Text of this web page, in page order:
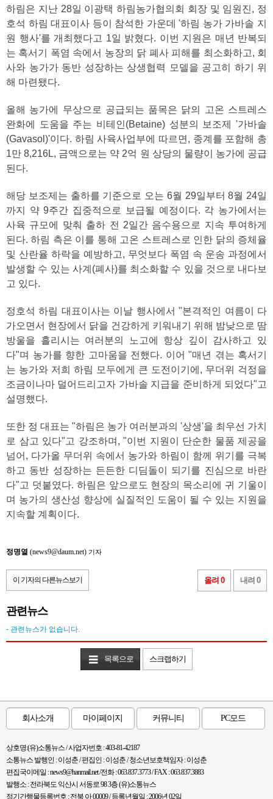
하림은 지난 28일 이광택 하림농가협의회 회장 및 임원진, 정
호석 하림 대표이사 등이 참석한 가운데 '하림 농가 가바솔 지
원 행사'를 개최했다고 1일 밝혔다. 이번 지원은 매년 반복되
는 혹서기 폭염 속에서 농장의 닭 폐사 피해를 최소화하고, 회
사와 농가가 동반 성장하는 상생협력 모델을 공고히 하기 위
해 마련됐다.
올해 농가에 무상으로 공급되는 품목은 닭의 고온 스트레스
완화에 도움을 주는 비테인(Betaine) 성분의 보조제 '가바솔
(Gavasol)'이다. 하림 사육사업부에 따르면, 종계를 포함해 총
1만 8,216L, 금액으로는 약 2억 원 상당의 물량이 농가에 공급
된다.
해당 보조제는 출하를 기준으로 오는 6월 29일부터 8월 24일
까지 약 9주간 집중적으로 보급될 예정이다. 각 농가에서는
사육 규모에 맞춰 출하 전 2일간 음수용으로 지속 투여하게
된다. 하림 측은 이를 통해 고온 스트레스로 인한 닭의 증체율
및 산란율 하락을 예방하고, 무엇보다 폭염 속 운송 과정에서
발생할 수 있는 사계(폐사)를 최소화할 수 있을 것으로 내다보
고 있다.
정호석 하림 대표이사는 이날 행사에서 "본격적인 여름이 다
가오면서 현장에서 닭을 건강하게 키워내기 위해 밤낮으로 땀
방울을 흘리시는 여러분의 노고에 항상 깊이 감사하고 있
다"며 농가를 향한 고마움을 전했다. 이어 "매년 겪는 혹서기
는 농가와 저희 하림 모두에게 큰 도전이기에, 무더위 걱정을
조금이나마 덜어드리고자 가바솔 지급을 준비하게 되었다"고
설명했다.
또한 정 대표는 "하림은 농가 여러분과의 '상생'을 최우선 가치
로 삼고 있다"고 강조하며, "이번 지원이 단순한 물품 제공을
넘어, 다가올 무더위 속에서 농가와 하림이 함께 위기를 극복
하고 동반 성장하는 든든한 디딤돌이 되기를 진심으로 바란
다"고 덧붙였다. 하림은 앞으로도 현장의 목소리에 귀 기울이
며 농가의 생산성 향상에 실질적인 도움이 될 수 있는 지원을
지속할 계획이다.
정명열 (news9@daum.net) 기자
이 기자의 다른뉴스보기 올려 0 내려 0
관련뉴스
- 관련뉴스가 없습니다.
목록으로 스크랩하기
회사소개 마이페이지 커뮤니티 PC모드
상호명:(유)소통뉴스 / 사업자번호 : 403-81-42187
소통뉴스 발행인 : 이성춘 / 편집인 : 이성춘 / 청소년보호책임자 : 이성춘
편집국이메일 : news9@hanmail.net /전화 : 063.837.3773 / FAX : 063.837.3883
발행소 : 전라북도 익산시 서동로 98 3층 (유)소통뉴스
정기간행물등록번호 : 전북 아 00009 / 등록년월일 : 2006년 02일